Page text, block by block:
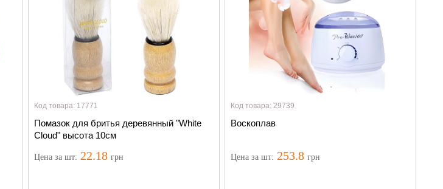
Код товара: 17771
Помазок для бритья деревянный "White
Cloud" высота 10см
Ценаза шт: 22.18 грн
Код товара: 29739
Воскоплав
Ценаза шт: 253.8 грн